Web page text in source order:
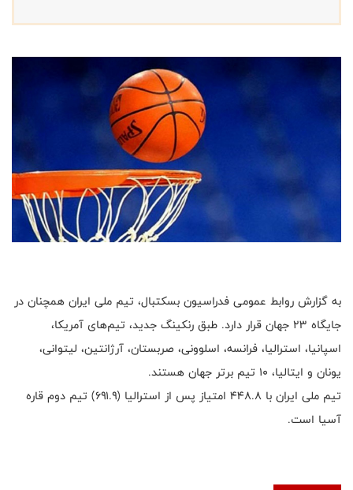
به گزارش روابط عمومی فدراسیون بسکتبال، تیم ملی ایران همچنان در
جایگاه ۲۳ جهان قرار دارد. طبق رنکینگ جدید، تیم‌های آمریکا،
اسپانیا، استرالیا، فرانسه، اسلوونی، صربستان، آرژانتین، لیتوانی،
یونان و ایتالیا، ۱۰ تیم برتر جهان هستند.
تیم ملی ایران با ۴۴۸.۸ امتیاز پس از استرالیا (۶۹۱.۹) تیم دوم قاره
آسیا است.